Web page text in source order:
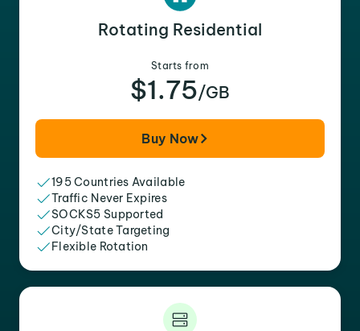
Rotating Residential
Starts from
$1.75/GB
Buy Now
195 Countries Available
Traffic Never Expires
SOCKS5 Supported
City/State Targeting
Flexible Rotation